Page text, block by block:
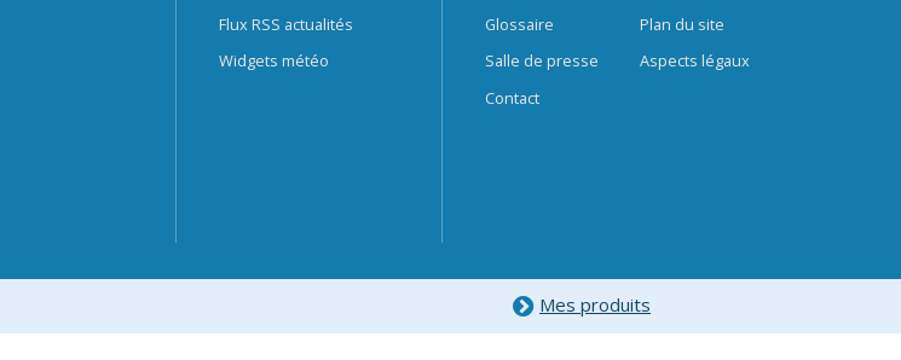
Flux RSS actualités
Widgets météo
Glossaire
Salle de presse
Contact
Plan du site
Aspects légaux
Mes produits